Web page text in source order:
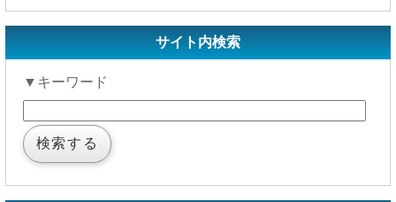
サイト内検索
▼キーワード